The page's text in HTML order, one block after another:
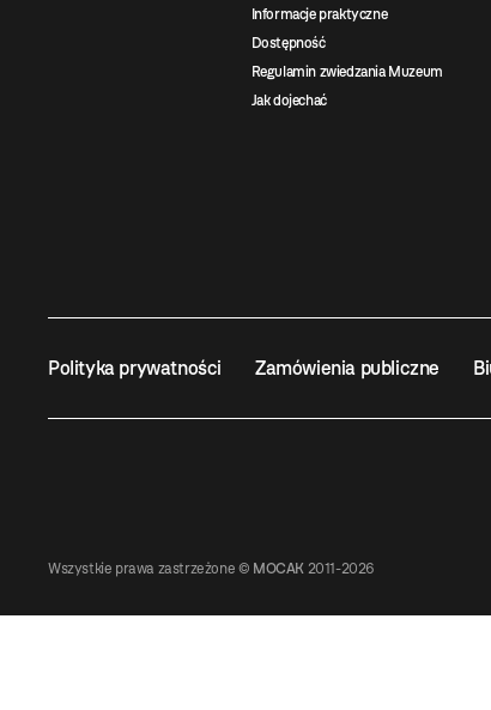
Informacje praktyczne
Dostępność
Regulamin zwiedzania Muzeum
Jak dojechać
Polityka prywatności Zamówienia publiczne
Wszystkie prawa zastrzeżone © MOCAK 2011-2026